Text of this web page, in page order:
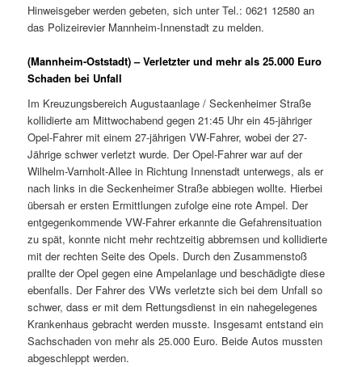
Hinweisgeber werden gebeten, sich unter Tel.: 0621 12580 an
das Polizeirevier Mannheim-Innenstadt zu melden.
(Mannheim-Oststadt) – Verletzter und mehr als 25.000 Euro
Schaden bei Unfall
Im Kreuzungsbereich Augustaanlage / Seckenheimer Straße
kollidierte am Mittwochabend gegen 21:45 Uhr ein 45-jähriger
Opel-Fahrer mit einem 27-jährigen VW-Fahrer, wobei der 27-
Jährige schwer verletzt wurde. Der Opel-Fahrer war auf der
Wilhelm-Varnholt-Allee in Richtung Innenstadt unterwegs, als er
nach links in die Seckenheimer Straße abbiegen wollte. Hierbei
übersah er ersten Ermittlungen zufolge eine rote Ampel. Der
entgegenkommende VW-Fahrer erkannte die Gefahrensituation
zu spät, konnte nicht mehr rechtzeitig abbremsen und kollidierte
mit der rechten Seite des Opels. Durch den Zusammenstoß
prallte der Opel gegen eine Ampelanlage und beschädigte diese
ebenfalls. Der Fahrer des VWs verletzte sich bei dem Unfall so
schwer, dass er mit dem Rettungsdienst in ein nahegelegenes
Krankenhaus gebracht werden musste. Insgesamt entstand ein
Sachschaden von mehr als 25.000 Euro. Beide Autos mussten
abgeschleppt werden.